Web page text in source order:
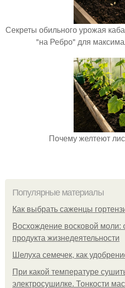
Секреты обильного урожая
"на Ребро" для
Почему желтеют
Популярные материалы
Как выбрать саженцы
Восхождение восковой моли:
продукта жизнедеятельности
Шелуха семечек, как
При какой температуре
электросушилке. Тонкости